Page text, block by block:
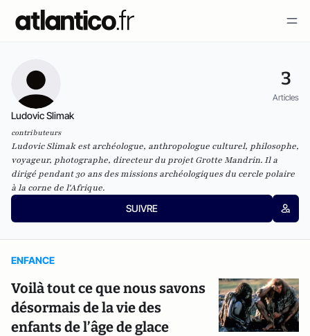
3
Articles
Ludovic Slimak
contributeurs
Ludovic Slimak est archéologue, anthropologue culturel, philosophe,
voyageur, photographe, directeur du projet Grotte Mandrin. Il a
dirigé pendant 30 ans des missions archéologiques du cercle polaire
à la corne de l'Afrique.
SUIVRE
ENFANCE
Voilà tout ce que nous savons
désormais de la vie des
enfants de l’âge de glace